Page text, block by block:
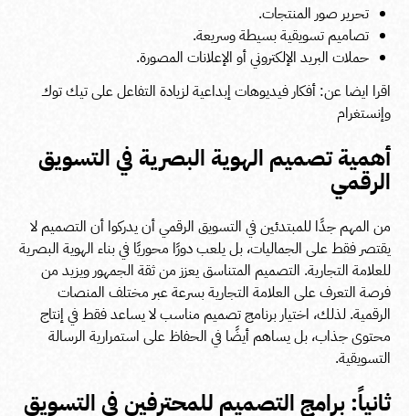
تحرير صور المنتجات.
تصاميم تسويقية بسيطة وسريعة.
حملات البريد الإلكتروني أو الإعلانات المصورة.
اقرا ايضا عن: أفكار فيديوهات إبداعيةلزيادة التفاعل على تيك توك
وإنستغرام
أهمية تصميم الهوية البصرية في التسويق
الرقمي
من المهم جدًا للمبتدئين في التسويق الرقمي أن يدركوا أن التصميم لا
يقتصر فقط على الجماليات، بل يلعب دورًا محوريًا في بناء الهوية البصرية
للعلامة التجارية. التصميم المتناسق يعزز من ثقة الجمهور ويزيد من
فرصة التعرف على العلامة التجارية بسرعة عبر مختلف المنصات
الرقمية. لذلك، اختيار برنامج تصميم مناسب لا يساعد فقط في إنتاج
محتوى جذاب، بل يساهم أيضًا في الحفاظ على استمرارية الرسالة
التسويقية.
ثانياً: برامج التصميم للمحترفين في التسويق